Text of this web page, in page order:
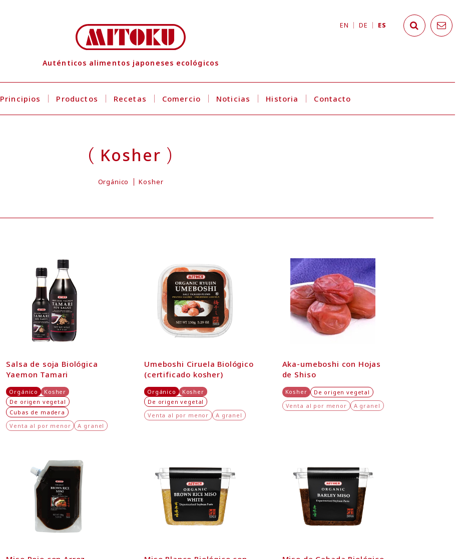
Auténticos alimentos japoneses ecológicos
EN DE ES
Principios Productos Recetas Comercio Noticias Historia Contacto
Kosher
Orgánico Kosher
Salsa de soja Biológica
Yaemon Tamari
Orgánico
Kosher
De origen vegetal
Cubas de madera
Venta al por menor
A granel
Umeboshi Ciruela Biológico
(certificado kosher)
Orgánico
Kosher
De origen vegetal
Venta al por menor
A granel
Aka-umeboshi con Hojas
de Shiso
Kosher
De origen vegetal
Venta al por menor
A granel